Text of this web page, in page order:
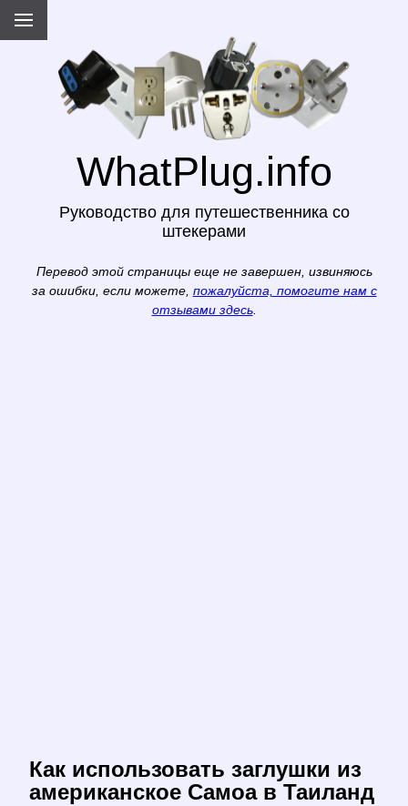
WhatPlug.info
Руководство для путешественника со
штекерами
Перевод этой страницы еще не завершен, извиняюсь
за ошибки, если можете, пожалуйста, помогите нам с
отзывами здесь.
Как использовать заглушки из
американское Самоа в Таиланд